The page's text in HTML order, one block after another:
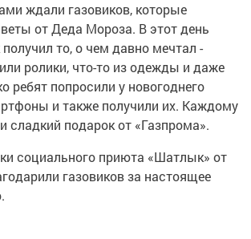
ждали газовиков, которые
от Деда Мороза. В этот день
то, о чем давно мечтал -
ролики, что-то из одежды и даже
ребят попросили у новогоднего
и также получили их. Каждому
сладкий подарок от «Газпрома».
социального приюта «Шатлык» от
газовиков за настоящее